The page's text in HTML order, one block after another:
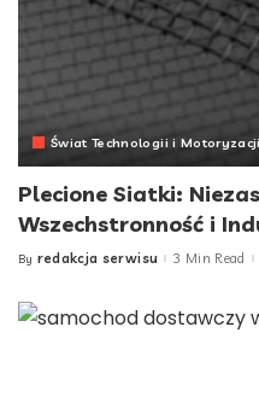
Świat Technologii i Motoryzacji
Plecione Siatki:
Wszechstronność i
Posted
By redakcja serwisu 3 Min Read